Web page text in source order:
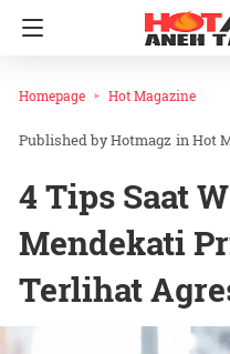
Homepage Hot Magazine
Hotmagz inHot
4 Tips Saat
Mendekati
Terlihat